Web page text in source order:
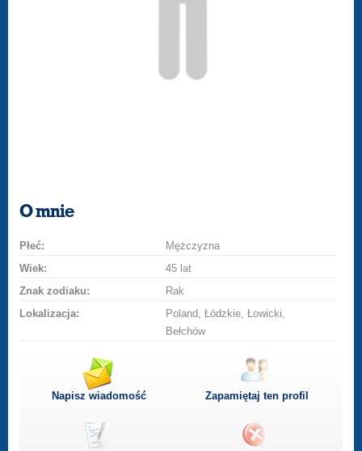
O mnie
Płeć:
Mężczyzna
Wiek:
45 lat
Znak zodiaku:
Rak
Lokalizacja:
Poland, Łódzkie, Łowicki,
Bełchów
Napisz wiadomość Zapamiętaj ten profil